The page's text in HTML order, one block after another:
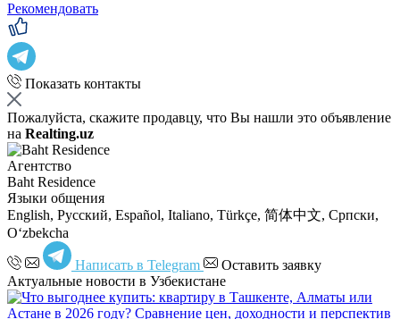
Рекомендовать
Показать контакты
Пожалуйста, скажите продавцу, что Вы нашли это объявление
на Realting.uz
Агентство
Baht Residence
Языки общения
English, Русский, Español, Italiano, Türkçe, 简体中文, Српски,
Oʻzbekcha
Написать в Telegram
Оставить заявку
Актуальные новости в Узбекистане